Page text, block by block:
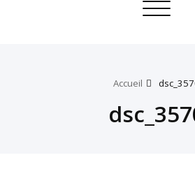
Toggle
Accueil